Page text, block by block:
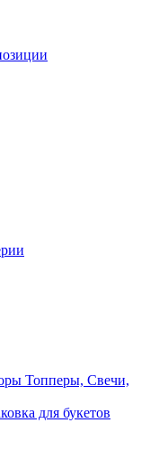
Топперы, Свечи,
для букетов